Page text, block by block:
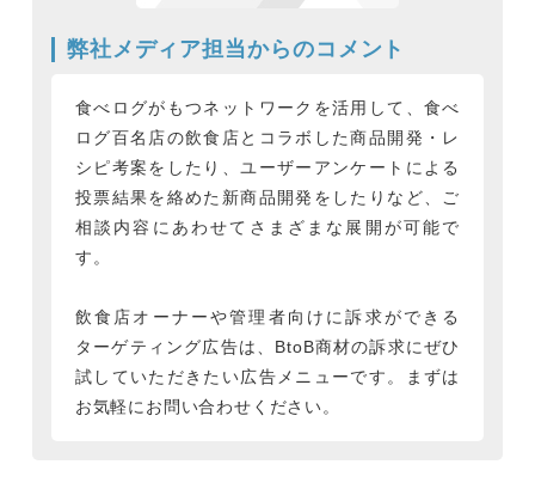
弊社メディア担当からのコメント
食べログがもつネットワークを活用して、食べ
ログ百名店の飲食店とコラボした商品開発・レ
シピ考案をしたり、ユーザーアンケートによる
投票結果を絡めた新商品開発をしたりなど、ご
相談内容にあわせてさまざまな展開が可能で
す。
飲食店オーナーや管理者向けに訴求ができる
ターゲティング広告は、BtoB商材の訴求にぜひ
試していただきたい広告メニューです。まずは
お気軽にお問い合わせください。